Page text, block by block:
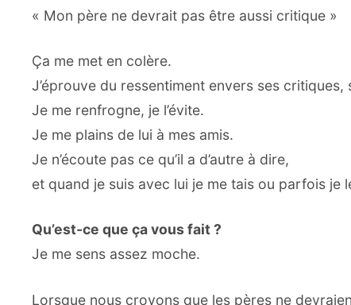
« Mon père ne devrait pas être aussi critique »
Ça me met en colère.
J’éprouve du ressentiment envers ses
Je me renfrogne, je l’évite.
Je me plains de lui à mes amis.
Je n’écoute pas ce qu’il a d’autre à dire,
et quand je suis avec lui je me tais ou parfois je
Qu’est-ce que ça vous fait ?
Je me sens assez moche.
Lorsque nous croyons que les pères ne